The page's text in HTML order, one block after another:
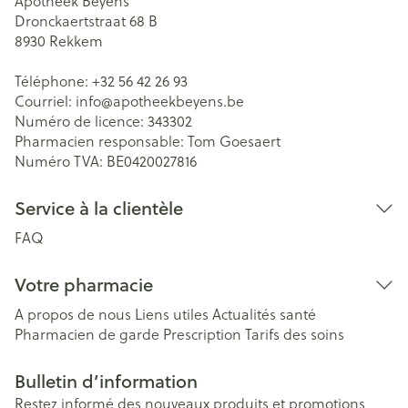
Dronckaertstraat 68 B
8930 Rekkem
Téléphone: +32 56 42 26 93
Courriel: info@apotheekbeyens.be
Numéro de licence: 343302
Pharmacien responsable: Tom Goesaert
Numéro TVA: BE0420027816
Service à la clientèle
FAQ
Votre pharmacie
A propos de nous Liens utiles Actualités santé
Pharmacien de garde Prescription Tarifs des soins
Bulletin d’information
Restez informé des nouveaux produits et promotions